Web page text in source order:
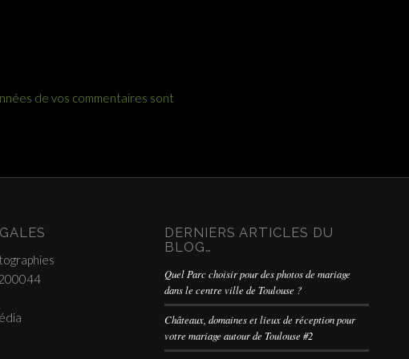
de vos commentaires sont
DERNIERS ARTICLES DU
BLOG…
Quel Parc choisir pour des photos de mariage
dans le centre ville de Toulouse ?
Châteaux, domaines et lieux de réception pour
votre mariage autour de Toulouse #2